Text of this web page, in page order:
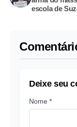
escola de
Deixe seu
Nome *